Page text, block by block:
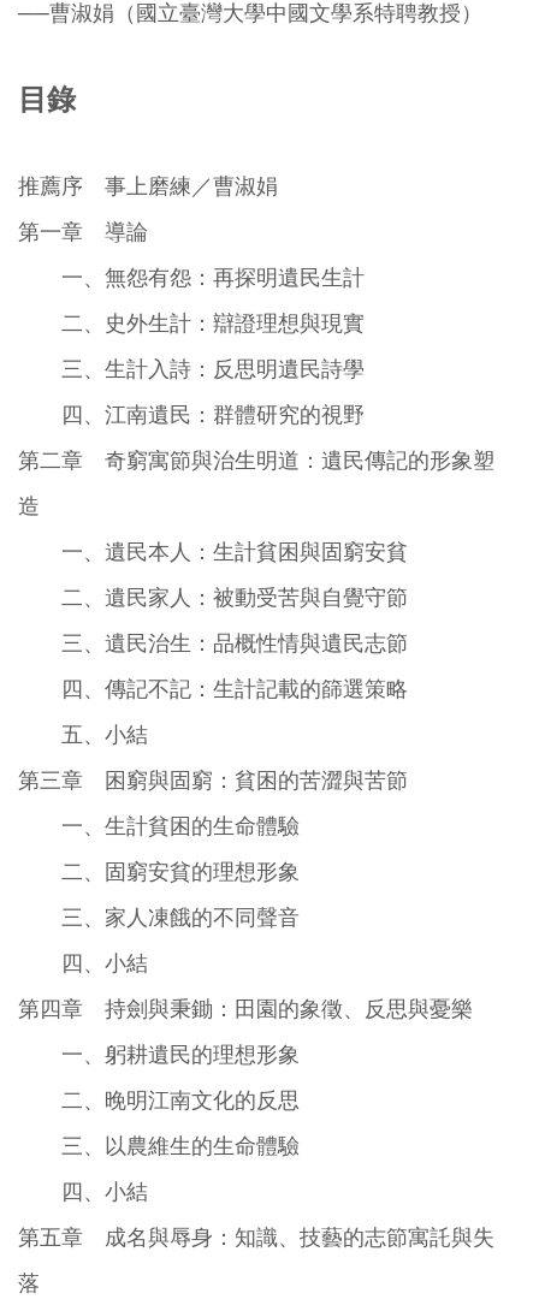
──曹淑娟（國立臺灣大學中國文學系特聘教授）
目錄
推薦序 事上磨練／曹淑娟
第一章 導論
一、無怨有怨：再探明遺民生計
二、史外生計：辯證理想與現實
三、生計入詩：反思明遺民詩學
四、江南遺民：群體研究的視野
第二章 奇窮寓節與治生明道：遺民傳記的形象塑
造
一、遺民本人：生計貧困與固窮安貧
二、遺民家人：被動受苦與自覺守節
三、遺民治生：品概性情與遺民志節
四、傳記不記：生計記載的篩選策略
五、小結
第三章 困窮與固窮：貧困的苦澀與苦節
一、生計貧困的生命體驗
二、固窮安貧的理想形象
三、家人凍餓的不同聲音
四、小結
第四章 持劍與秉鋤：田園的象徵、反思與憂樂
一、躬耕遺民的理想形象
二、晚明江南文化的反思
三、以農維生的生命體驗
四、小結
第五章 成名與辱身：知識、技藝的志節寓託與失
落